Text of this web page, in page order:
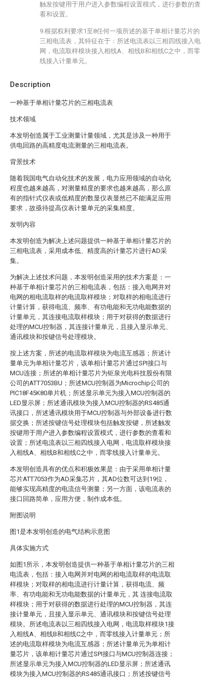
Description
一种基于单相计量芯片的三相电流表
技术领域
本发明创造属于工业测量计量领域，尤其是涉及一种用于
供电回路的高精度电流测量的三相电流表。
背景技术
随着我国电气自动化技术的发展，电力应用领域的自动化
程度也越来越高，对测量精度的要求也越来越高，那么原
有的指针式仪表或低精度的数显仪表显然已不能满足应用
要求，故亟待提高仪表计量单元的采集精度。
发明内容
本发明创造为解决上述问题提供一种基于单相计量芯片的
三相电流表，采用成本低、精度高的计量芯片进行AD采
集。
为解决上述技术问题，本发明创造采用的技术方案是：一
种基于单相计量芯片的三相电流表，包括：接入电网并对
电网的相电流取样的电流取样模块；对取样的相电流进行
计量计算，获得电流、频率、有功电能和无功电能数据的
计量单元，其连接电流取样模块；用于对获得的数据进行
处理的MCU控制器，其连接计量单元，且接入显示单元、
通讯模块和按键信号处理模块。
按上述方案，所述的电流取样模块为电流互感器；所述计
量单元为单相计量芯片，该单相计量芯片通过SPI接口与
MCU连接；所述的单相计量芯片为钜泉光电科技股份有限
公司的ATT7053BU；所述MCU控制器为Microchip公司的
PIC18F45K80单片机；所述显示单元为接入MCU控制器的
LED显示屏；所述通讯模块为接入MCU控制器的RS485通
讯接口，所述通讯模块用于MCU控制器与外部设备进行数
据交换；所述按键信号处理模块包括触发按键，所述触发
按键用于用户进入参数编程设置模式，进行参数的查看和
设置；所述电流表以三相四线接入电网，电流取样模块接
入相线A、相线B和相线C之中，而零线接入计量单元。
本发明创造具有的优点和积极效果是：由于采用单相计量
芯片ATT7053作为AD采集芯片，其AD位数可达到19位，
能够实现高精度的电流信号测量；另一方面，该电流表的
接口回路简单，应用方便，制作成本低。
附图说明
图1是本发明创造的电气结构示意图
具体实施方式
如图1所示，本发明创造提供一种基于单相计量芯片的三相
电流表，包括：接入电网并对电网的相电流取样的电流取
样模块；对取样的相电流进行计量计算，获得电流、频
率、有功电能和无功电能数据的计量单元，其 连接电流取
样模块；用于对获得的数据进行处理的MCU控制器，其连
接计量单元，且接入显示单元、通讯模块和按键信号处理
模块。所述电流表以三相四线接入电网，电流取样模块1接
入相线A、相线B和相线C之中，而零线接入计量单元；所
述的电流取样模块为电流互感器；所述计量单元为单相计
量芯片，该单相计量芯片通过SPI接口与MCU控制器连接；
所述显示单元为接入MCU控制器的LED显示屏；所述通讯
模块为接入MCU控制器的RS485通讯接口；所述按键信号
触发按键用于用户进入参数编程设置模式，进行参数的查
看和设置。
9.根据权利要求1至8任何一项所述的基于单相计量芯片的
三相电流表，其特征在于：所述电流表以三相四线接入电
网，电流取样模块接入相线A、相线B和相线C之中，而零
线接入计量单元。